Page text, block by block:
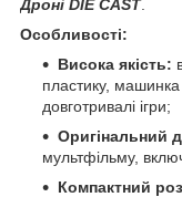
Дроні DIE CAST.
Особливості:
Висока якість:
пластику,
довготривалі ігри;
Оригінальний
мультфільму,
Компактний